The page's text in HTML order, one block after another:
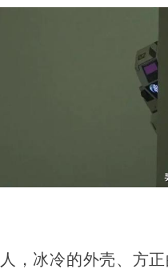
，冰冷的外壳、方正